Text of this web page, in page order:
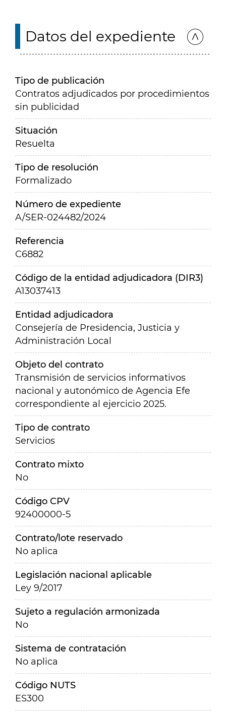
Datos del expediente
Tipo de publicación
Contratos adjudicados por procedimientos
sin publicidad
Situación
Resuelta
Tipo de resolución
Formalizado
Número de expediente
A/SER-024482/2024
Referencia
C6882
Código de la entidad adjudicadora (DIR3)
A13037413
Entidad adjudicadora
Consejería de Presidencia, Justicia y
Administración Local
Objeto del contrato
Transmisión de servicios informativos
nacional y autonómico de Agencia Efe
correspondiente al ejercicio 2025.
Tipo de contrato
Servicios
Contrato mixto
No
Código CPV
92400000-5
Contrato/lote reservado
No aplica
Legislación nacional aplicable
Ley 9/2017
Sujeto a regulación armonizada
No
Sistema de contratación
No aplica
Código NUTS
ES300